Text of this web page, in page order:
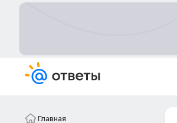
Главная